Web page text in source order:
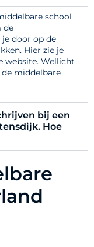
school
de
door op de
Hier zie je
website. Wellicht
middelbare
bij een
Hoe